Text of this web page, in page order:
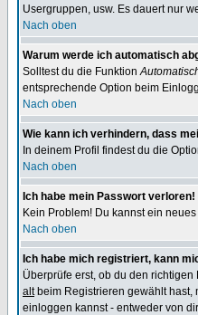
Usergruppen, usw. Es dauert nur
Nach oben
Warum werde ich automatisch
Solltest du die Funktion
entsprechende Option beim
Nach oben
Wie kann ich verhindern, dass
In deinem Profil findest du die
Nach oben
Ich habe mein Passwort verloren!
Kein Problem! Du kannst ein
Nach oben
Ich habe mich registriert, kann
Überprüfe erst, ob du den
altbeim Registrieren gewählt hast,
einloggen kannst - entweder von